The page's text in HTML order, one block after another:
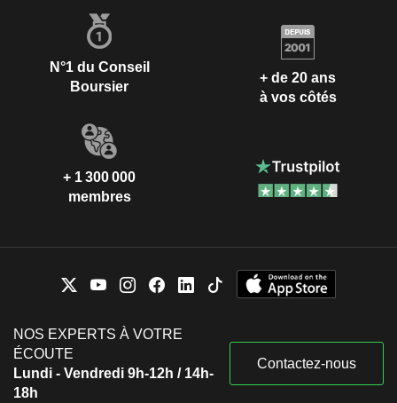
N°1 du Conseil
Boursier
+ de 20 ans
à vos côtés
+ 1 300 000
membres
NOS EXPERTS À VOTRE
ÉCOUTE
Lundi - Vendredi 9h-12h / 14h-
18h
Contactez-nous